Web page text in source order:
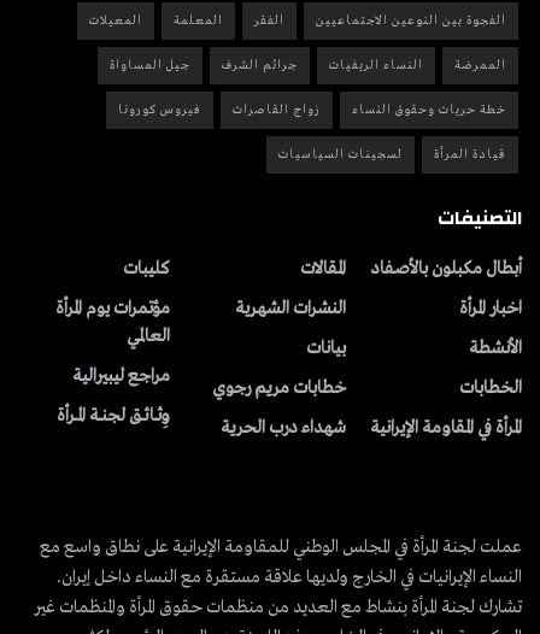
الفجوة بين النوعين الاجتماعيين الفقر المعلمة المعيلات
الممرضة النساء الريفيات جرائم الشرف جيل المساواة
خطة حريات وحقوق النساء زواج القاصرات فيروس كورونا
قيادة المرأة لسجينات السياسيات
التصنيفات
أبطال مكبلون بالأصفاد
اخبار المرأة
الأنشطة
الخطابات
المرأة في المقاومة الإيرانية
المقالات
النشرات الشهریة
بیانات
خطابات مريم رجوي
شهداء درب الحرية
کلیبات
مؤتمرات يوم المرأة
العالمي
مراجع ليبيرالية
وِثــائــق لجنــة المــرأة
عملت لجنة المرأة في المجلس الوطني للمقاومة الإيرانية على نطاق واسع مع
النساء الإيرانيات في الخارج ولديها علاقة مستقرة مع النساء داخل إيران.
تشارك لجنة المرأة بنشاط مع العديد من منظمات حقوق المرأة والمنظمات غير